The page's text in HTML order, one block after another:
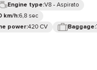
Engine type:V8 - Aspirato
km/h:6,8 sec
power:420 CV Baggage: